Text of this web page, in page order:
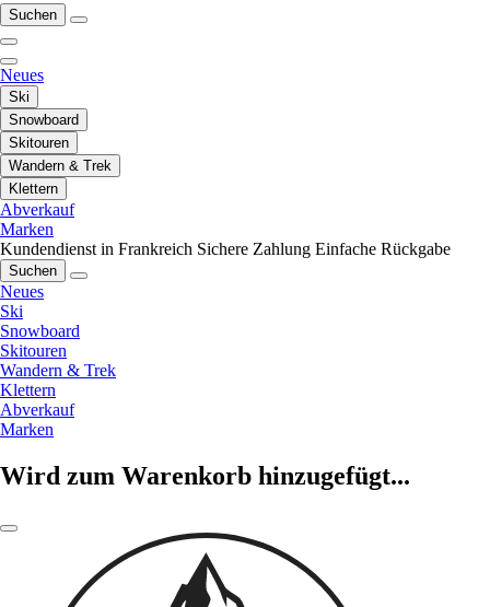
Suchen
Neues
Ski
Snowboard
Skitouren
Wandern & Trek
Klettern
Abverkauf
Marken
Kundendienst in Frankreich Sichere Zahlung Einfache Rückgabe
Suchen
Neues
Ski
Snowboard
Skitouren
Wandern & Trek
Klettern
Abverkauf
Marken
Wird zum Warenkorb hinzugefügt...